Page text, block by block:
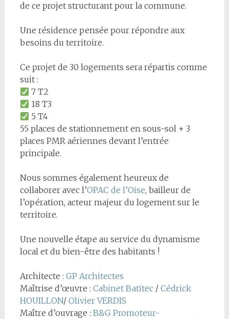
de ce projet structurant pour la commune.
Une résidence pensée pour répondre aux
besoins du territoire.
Ce projet de 30 logements sera répartis comme
suit :
7 T2
18 T3
5 T4
55 places de stationnement en sous-sol + 3
places PMR aériennes devant l’entrée
principale.
Nous sommes également heureux de
collaborer avec l’OPAC de l’Oise, bailleur de
l’opération, acteur majeur du logement sur le
territoire.
Une nouvelle étape au service du dynamisme
local et du bien-être des habitants !
Architecte : GP Architectes
Maîtrise d’œuvre : Cabinet Batitec/ Cédrick
HOUILLON/ Olivier VERDIS
Maître d’ouvrage : B&G Promoteur-